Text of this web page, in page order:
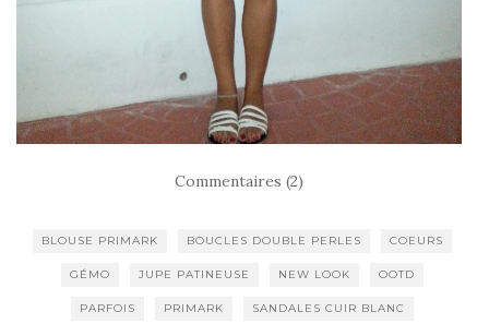
Commentaires (2)
BLOUSE PRIMARK BOUCLES DOUBLE PERLES COEURS
GÉMO JUPE PATINEUSE NEW LOOK OOTD
PARFOIS PRIMARK SANDALES CUIR BLANC